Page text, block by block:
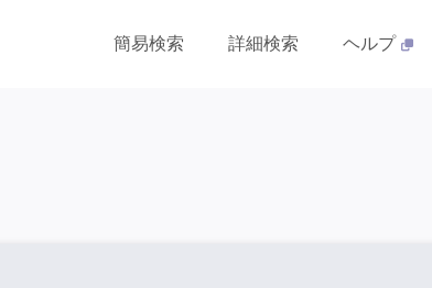
簡易検索 詳細検索 ヘルプ